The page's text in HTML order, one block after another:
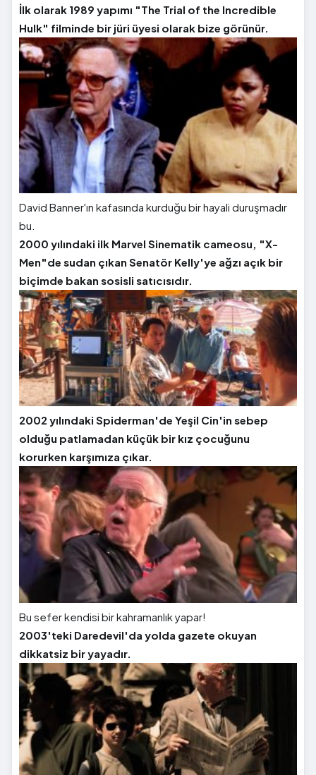
İlk olarak 1989 yapımı "The Trial of the Incredible
Hulk" filminde bir jüri üyesi olarak bize görünür.
David Banner'ın kafasında kurduğu bir hayali duruşmadır
bu.
2000 yılındaki ilk Marvel Sinematik cameosu, "X-
Men"de sudan çıkan Senatör Kelly'ye ağzı açık bir
biçimde bakan sosisli satıcısıdır.
2002 yılındaki Spiderman'de Yeşil Cin'in sebep
olduğu patlamadan küçük bir kız çocuğunu
korurken karşımıza çıkar.
Bu sefer kendisi bir kahramanlık yapar!
2003'teki Daredevil'da yolda gazete okuyan
dikkatsiz bir yayadır.